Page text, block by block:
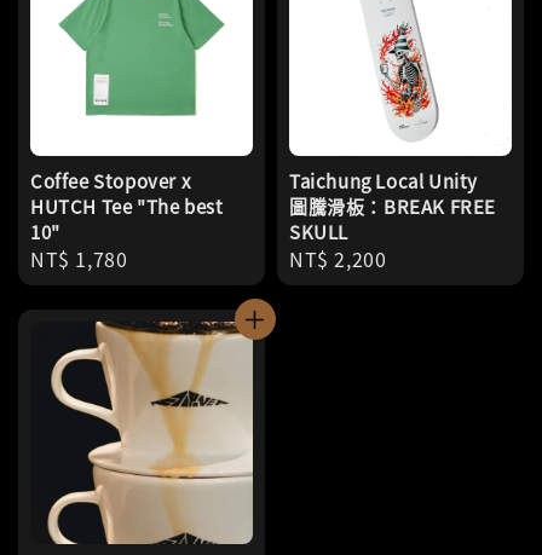
Coffee Stopover x
HUTCH Tee "The best
10"
Regular
price
NT$ 1,780
Taichung Local Unity
圖騰滑板：BREAK FREE
SKULL
Regular
price
NT$ 2,200